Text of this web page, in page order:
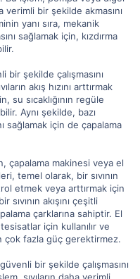
verimli bir şekilde akmasını
yanı sıra, mekanik
sağlamak için, kızdırma
şekilde çalışmasını
akış hızını arttırmak
su sıcaklığının regüle
Aynı şekilde, bazı
sağlamak için de çapalama
çapalama makinesi veya el
temel olarak, bir sıvının
etmek veya arttırmak için
akışını çeşitli
çarklarına sahiptir. El
için kullanılır ve
çok fazla güç gerektirmez.
bir şekilde çalışmasını
sıvıların daha verimli